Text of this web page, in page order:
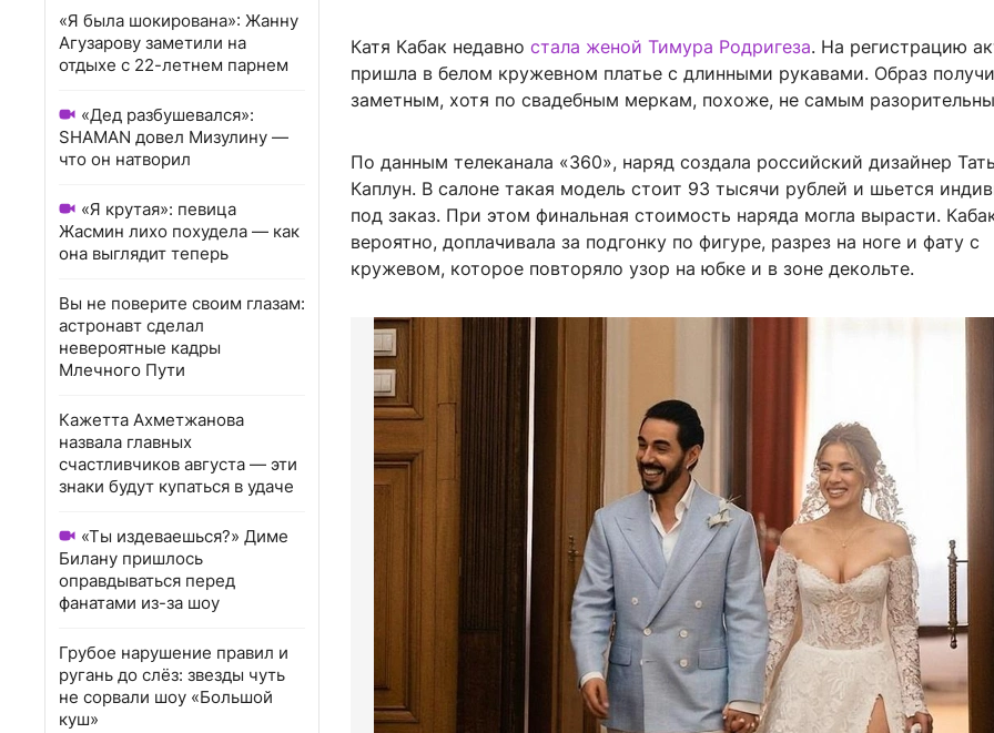
«Я была шокирована»: Жанну
Агузарову заметили на
отдыхе с 22-летнем парнем
«Дед разбушевался»:
SHAMAN довел Мизулину —
что он натворил
«Я крутая»: певица
Жасмин лихо похудела — как
она выглядит теперь
Вы не поверите своим глазам:
астронавт сделал
невероятные кадры
Млечного Пути
Кажетта Ахметжанова
назвала главных
счастливчиков августа — эти
знаки будут купаться в удаче
«Ты издеваешься?» Диме
Билану пришлось
оправдываться перед
фанатами из-за шоу
Грубое нарушение правил и
ругань до слёз: звезды чуть
не сорвали шоу «Большой
куш»
Катя Кабак недавно стала женой Тимура Родригеза. На регистрацию
пришла в белом кружевном платье с длинными рукавами. Образ
заметным, хотя по свадебным меркам, похоже, не самым
По данным телеканала «360», наряд создала российский дизайнер
Каплун. В салоне такая модель стоит 93 тысячи рублей и шьется
под заказ. При этом финальная стоимость наряда могла вырасти.
вероятно, доплачивала за подгонку по фигуре, разрез на ноге и фату с
кружевом, которое повторяло узор на юбке и в зоне декольте.